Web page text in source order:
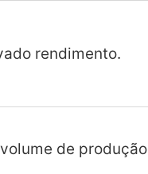
rendimento.
de produção